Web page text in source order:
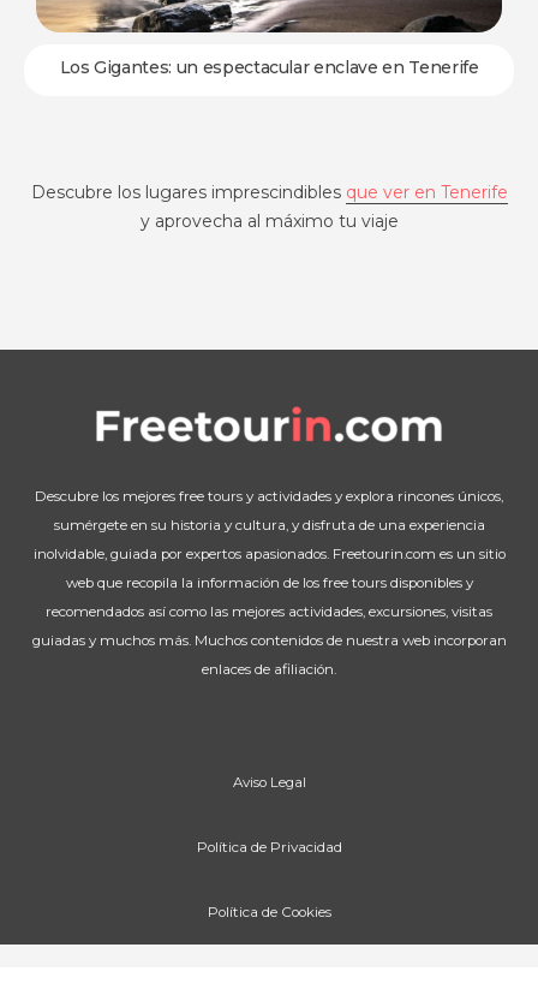
Los Gigantes: un espectacular enclave en Tenerife
Descubre los lugares imprescindibles que ver en Tenerife
y aprovecha al máximo tu viaje
Descubre los mejores free tours y actividades y explora rincones únicos,
sumérgete en su historia y cultura, y disfruta de una experiencia
inolvidable, guiada por expertos apasionados. Freetourin.com es un sitio
web que recopila la información de los free tours disponibles y
recomendados así como las mejores actividades, excursiones, visitas
guiadas y muchos más. Muchos contenidos de nuestra web incorporan
enlaces de afiliación.
Aviso Legal
Política de Privacidad
Política de Cookies